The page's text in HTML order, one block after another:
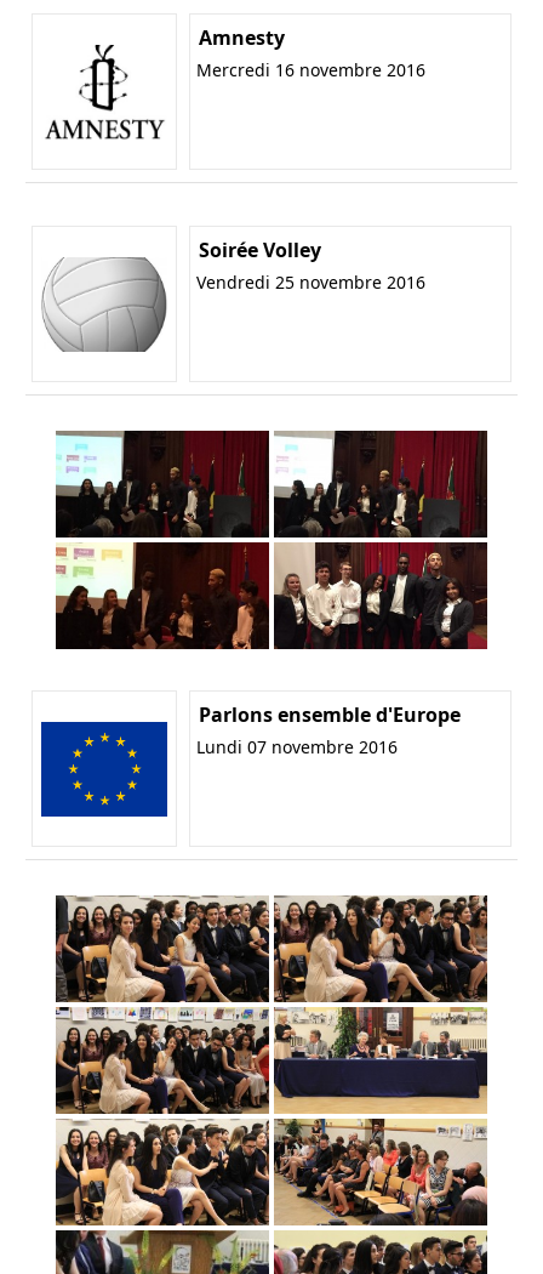
Amnesty
Mercredi 16 novembre 2016
Soirée Volley
Vendredi 25 novembre 2016
Parlons ensemble d'Europe
Lundi 07 novembre 2016